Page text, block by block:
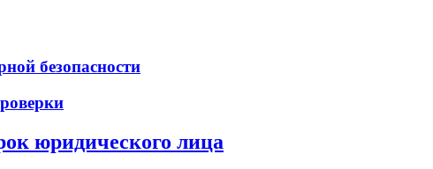
безопасности
юридического лица